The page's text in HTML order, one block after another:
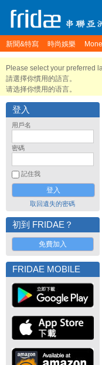
新聞&特寫 時尚娛樂
Please select your preferred
請選擇你慣用的語言。
请选择你惯用的语言。
登入
用戶名
密碼
記住我
取回遺失的密碼
初到 FRIDAE？
免費加入
FRIDAE MOBILE